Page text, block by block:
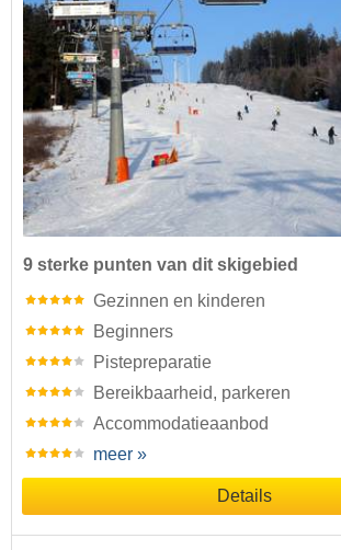
9 sterke punten van dit skigebied
Gezinnen en kinderen
Beginners
Pistepreparatie
Bereikbaarheid, parkeren
Accommodatieaanbod
meer »
Details